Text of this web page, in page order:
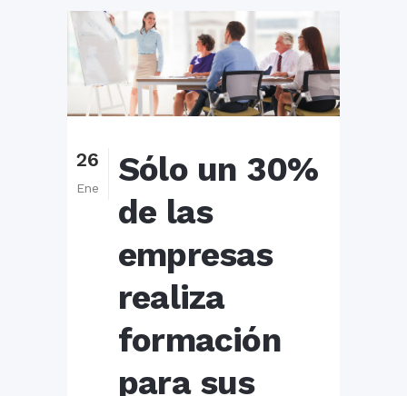
26
Ene
Sólo un 30%
de las
empresas
realiza
formación
para sus